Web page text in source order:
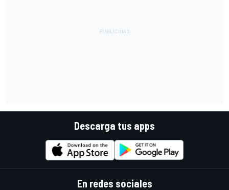
Descarga tus apps
En redes sociales